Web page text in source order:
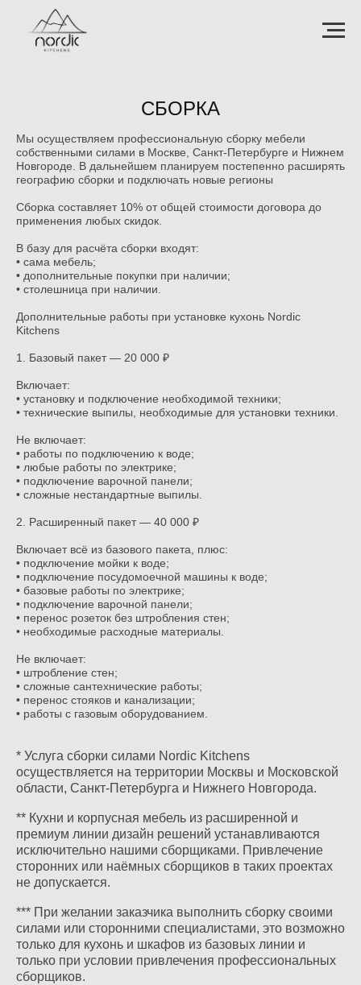
СБОРКА
Мы осуществляем профессиональную сборку мебели
собственными силами в Москве, Санкт-Петербурге и Нижнем
Новгороде . В дальнейшем планируем постепенно расширять
географию сборки и подключать новые регионы
Сборка составляет 10% от общей стоимости договора до
применения любых скидок.
В базу для расчёта сборки входят:
• сама мебель;
• дополнительные покупки при наличии;
• столешница при наличии.
Дополнительные работы при установке кухонь Nordic
Kitchens
1. Базовый пакет — 20 000 ₽
Включает:
• установку и подключение необходимой техники;
• технические выпилы, необходимые для установки техники.
Не включает:
• работы по подключению к воде;
• любые работы по электрике;
• подключение варочной панели;
• сложные нестандартные выпилы.
2. Расширенный пакет — 40 000 ₽
Включает всё из базового пакета, плюс:
• подключение мойки к воде;
• подключение посудомоечной машины к воде;
• базовые работы по электрике;
• подключение варочной панели;
• перенос розеток без штробления стен;
• необходимые расходные материалы.
Не включает:
• штробление стен;
• сложные сантехнические работы;
• перенос стояков и канализации;
• работы с газовым оборудованием.
* Услуга сборки силами Nordic Kitchens
осуществляется на территории Москвы и Московской
области, Санкт-Петербурга и Нижнего Новгорода.
** Кухни и корпусная мебель из расширенной и
премиум линии дизайн решений устанавливаются
исключительно нашими сборщиками. Привлечение
сторонних или наёмных сборщиков в таких проектах
не допускается.
*** При желании заказчика выполнить сборку своими
силами или сторонними специалистами, это возможно
только для кухонь и шкафов из базовых линии и
только при условии привлечения профессиональных
сборщиков.